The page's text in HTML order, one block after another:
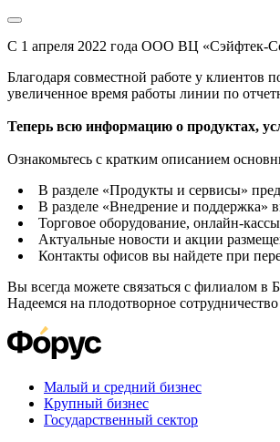
С 1 апреля 2022 года ООО ВЦ «Сэйфтек-
Благодаря совместной работе у
увеличенное время работы линии по
Теперь всю информацию о продуктах,
Ознакомьтесь с кратким описанием
В разделе «Продукты и сервисы»
В разделе «Внедрение и поддержка»
Торговое оборудование, онлайн-
Актуальные новости и акции
Контакты офисов вы найдете при
Вы всегда можете связаться с филиалом в
Надеемся на плодотворное
Малый и средний бизнес
Крупный бизнес
Государственный сектор